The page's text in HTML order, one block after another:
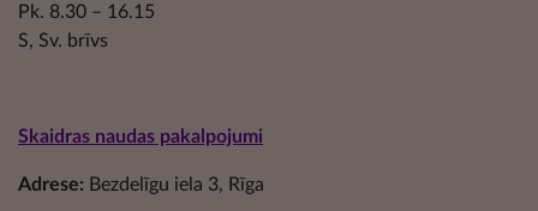
Pk. 8.30 – 16.15
S, Sv. brīvs
Skaidras naudas pakalpojumi
Adrese: Bezdelīgu iela 3, Rīga